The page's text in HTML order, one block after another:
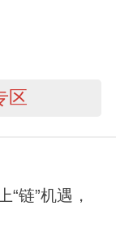
区
“链”机遇，